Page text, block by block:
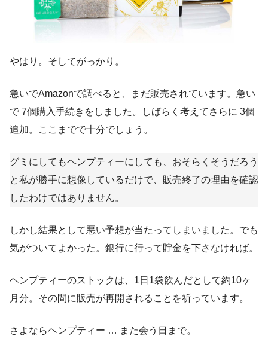
やはり。そしてがっかり。
急いでAmazonで調べると、まだ販売されています。急い
で 7個購入手続きをしました。しばらく考えてさらに 3個
追加。ここまでで十分でしょう。
グミにしてもヘンプティーにしても、おそらくそうだろう
と私が勝手に想像しているだけで、販売終了の理由を確認
したわけではありません。
しかし結果として悪い予想が当たってしまいました。でも
気がついてよかった。銀行に行って貯金を下さなければ。
ヘンプティーのストックは、1日1袋飲んだとして約10ヶ
月分。その間に販売が再開されることを祈っています。
さよならヘンプティー … また会う日まで。